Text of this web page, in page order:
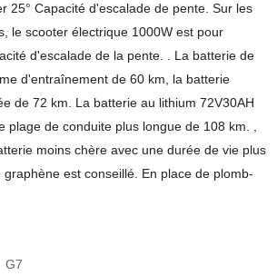
25° Capacité d'escalade de pente. Sur les
le scooter électrique 1000W est pour
d'escalade de la pente. . La batterie de
d'entraînement de 60 km, la batterie
de 72 km. La batterie au lithium 72V30AH
plage de conduite plus longue de 108 km. ,
moins chère avec une durée de vie plus
est conseillé. En place de plomb-
G7